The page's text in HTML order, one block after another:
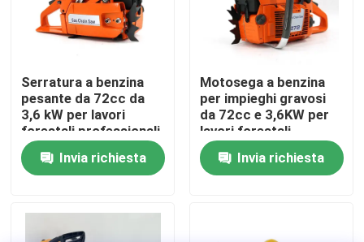
Contattaci
Chiedi un preventivo
Motosega della benzina
motosega elettrica
Serratura a benzina
pesante da 72cc da
3,6 kW per lavori
forestali professionali
Invia richiesta
Motosega a benzina
per impieghi gravosi
da 72cc e 3,6KW per
lavori forestali
professionali
Invia richiesta